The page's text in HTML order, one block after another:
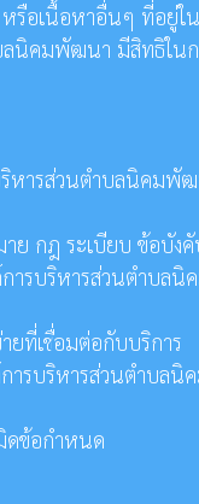
หรือเนื้อหาอื่นๆ ที่อยู่ใ
ลนิคมพัฒนา มีสิทธิใน
ริหารส่วนตำบลนิคม
ย กฎ ระเบียบ ข้อบั
การบริหารส่วนตำบล
ยที่เชื่อมต่อกับบริการ
ารบริหารส่วนตำบล
ดข้อกำหนด